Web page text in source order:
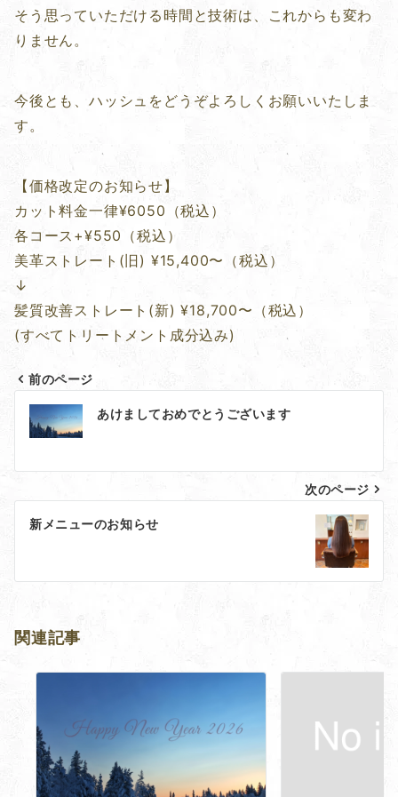
そう思っていただける時間と技術は、これからも変わ
りません。
今後とも、ハッシュをどうぞよろしくお願いいたしま
す。
【価格改定のお知らせ】
カット料金一律¥6050（税込）
各コース+¥550（税込）
美革ストレート(旧) ¥15,400〜（税込）
↓
髪質改善ストレート(新) ¥18,700〜（税込）
(すべてトリートメント成分込み)
投
稿
ビ
ゲ
シ
ン
前のページ
あけましておめでとうございます
次のページ
新メニューのお知らせ
関連記事